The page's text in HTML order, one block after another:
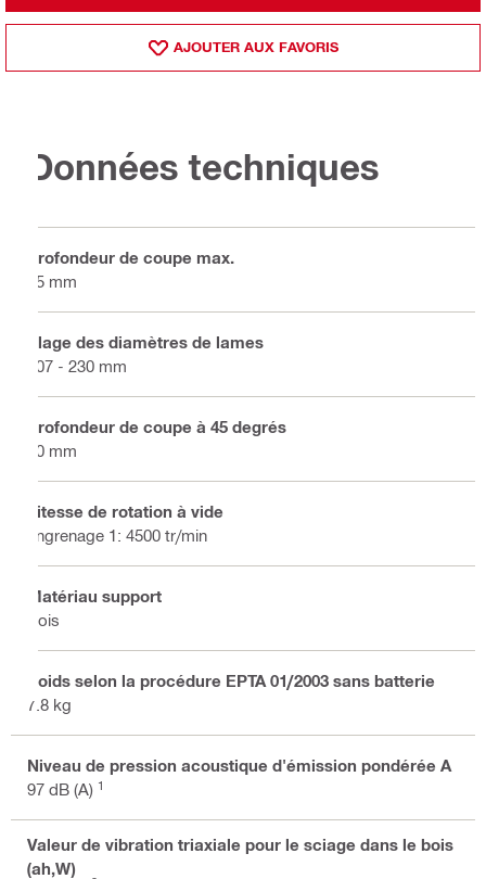
AJOUTER AUX FAVORIS
Données techniques
Profondeur de coupe max.
85 mm
Plage des diamètres de lames
207 - 230 mm
Profondeur de coupe à 45 degrés
60 mm
Vitesse de rotation à vide
engrenage 1: 4500 tr/min
Matériau support
Bois
Poids selon la procédure EPTA 01/2003 sans batterie
7.8 kg
Niveau de pression acoustique d'émission pondérée A
97 dB (A) 1
Valeur de vibration triaxiale pour le sciage dans le bois
(ah,W)